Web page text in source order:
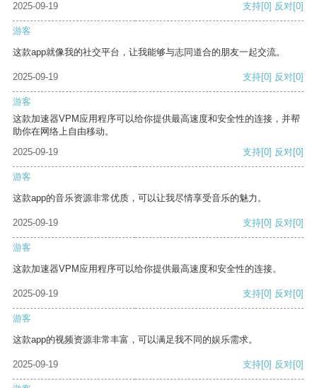
2025-09-19
支持[0] 反对[0]
游客
这款app就像我的社交平台，让我能够与志同道合的朋友一起交流。
2025-09-19 支持[0] 反对[0]
游客
这款加速器VPM应用程序可以给你提供最高速度和安全性的连接，并帮
助你在网络上自由移动。
2025-09-19
支持[0] 反对[0]
游客
这款app的音乐资源非常优质，可以让我尽情享受音乐的魅力。
2025-09-19 支持[0] 反对[0]
游客
这款加速器VPM应用程序可以给你提供最高速度和安全性的连接。
2025-09-19 支持[0] 反对[0]
游客
这款app的视频资源非常丰富，可以满足我不同的娱乐需求。
2025-09-19 支持[0] 反对[0]